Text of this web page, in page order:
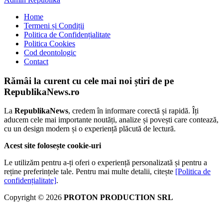
Home
Termeni și Condiții
Politica de Confidențialitate
Politica Cookies
Cod deontologic
Contact
Rămâi la curent cu cele mai noi știri de pe
RepublikaNews.ro
La RepublikaNews, credem în informare corectă și rapidă. Îți
aducem cele mai importante noutăți, analize și povești care contează,
cu un design modern și o experiență plăcută de lectură.
Acest site folosește cookie-uri
Le utilizăm pentru a-ți oferi o experiență personalizată și pentru a
reține preferințele tale. Pentru mai multe detalii, citește [Politica de
confidențialitate].
Copyright © 2026 PROTON PRODUCTION SRL